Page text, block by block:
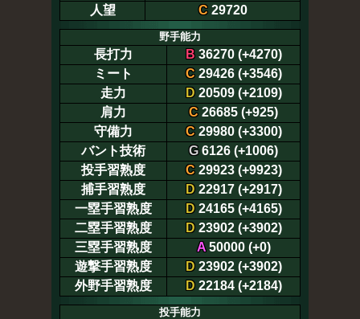
人望
C29720
野手能力
長打力 B36270 (+4270)
ミート
C29426 (+3546)
走力
D20509 (+2109)
肩力
C 26685 (+925)
守備力
C29980 (+3300)
バント技術
G6126 (+1006)
投手習熟度
C29923 (+9923)
捕手習熟度
D22917 (+2917)
一塁手習熟度
D24165 (+4165)
二塁手習熟度
D23902 (+3902)
三塁手習熟度
A50000 (+0)
遊撃手習熟度
D23902 (+3902)
外野手習熟度
D22184 (+2184)
投手能力